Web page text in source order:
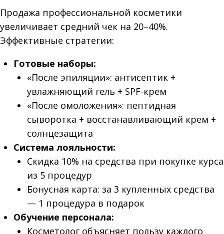
Продажа профессиональной косметики
увеличивает средний чек на 20–40%.
Эффективные стратегии:
Готовые наборы:
«После эпиляции»: антисептик +
увлажняющий гель + SPF-крем
«После омоложения»: пептидная
сыворотка + восстанавливающий крем +
солнцезащита
Система лояльности:
Скидка 10% на средства при покупке курса
из 5 процедур
Бонусная карта: за 3 купленных средства
— 1 процедура в подарок
Обучение персонала:
Косметолог объясняет пользу каждого